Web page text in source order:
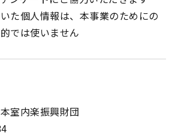
た個人情報は、本事業のためにの
では使いません
室内楽振興財団